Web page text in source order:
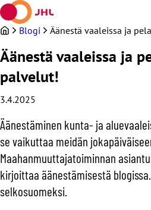
Siirry
sisältöön
Blogi Äänestä vaaleissa ja
Äänestä vaaleissa ja
palvelut!
3.4.2025
Äänestäminen kunta- ja
se vaikuttaa meidän
Maahanmuuttajatoiminnan
kirjoittaa äänestämisestä
selkosuomeksi.